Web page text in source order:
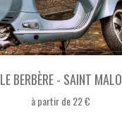
LE BERBÈRE - SAINT MALO
à partir de 22 €